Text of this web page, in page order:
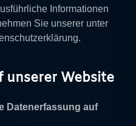
Informationen
Sie unserer unter
unserer Website
Datenerfassung auf